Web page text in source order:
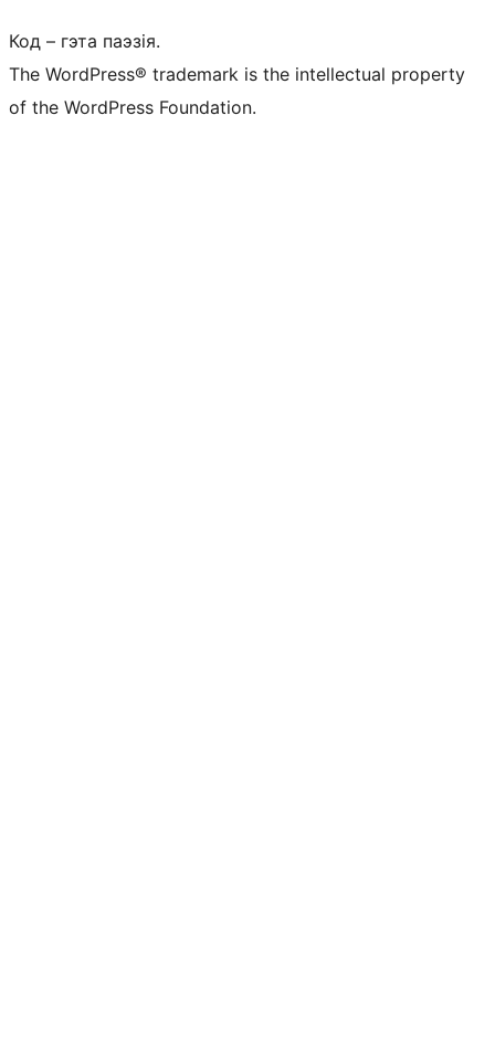
Код – гэта паэзія.
The WordPress® trademark is the intellectual property
of the WordPress Foundation.